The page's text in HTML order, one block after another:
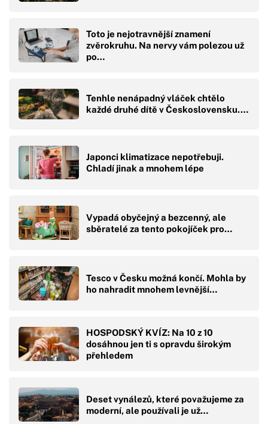
Toto je nejotravnější znamení
zvěrokruhu. Na nervy vám polezou už
po…
Tenhle nenápadný vláček chtělo
každé druhé dítě v Československu.…
Japonci klimatizace nepotřebuji.
Chladí jinak a mnohem lépe
Vypadá obyčejný a bezcenný, ale
sběratelé za tento pokojíček pro…
Tesco v Česku možná končí. Mohla by
ho nahradit mnohem levnější…
HOSPODSKÝ KVÍZ: Na 10 z 10
dosáhnou jen ti s opravdu širokým
přehledem
Deset vynálezů, které považujeme za
moderní, ale používali je už…